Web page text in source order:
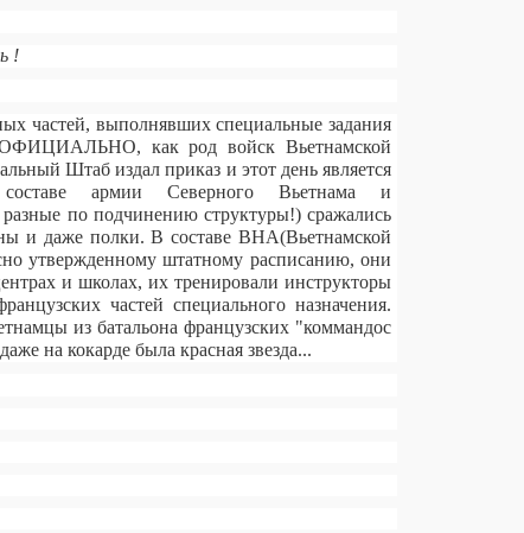
!
частей, выполнявших специальные задания
ОФИЦИАЛЬНО, как род войск Вьетнамской
Штаб издал приказ и этот день является
армии Северного Вьетнама и
по подчинению структуры!) сражались
и даже полки. В составе ВНА(Вьетнамской
утвержденному штатному расписанию, они
и школах, их тренировали инструкторы
частей специального назначения.
из батальона французских "коммандос
на кокарде была красная звезда...